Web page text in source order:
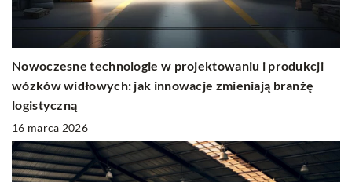
Nowoczesne technologie w projektowaniu i produkcji
wózków widłowych: jak innowacje zmieniają branżę
logistyczną
16 marca 2026